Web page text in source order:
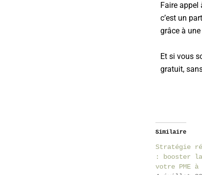
Faire appel
c’est un
grâce à
Et si vous
gratuit,
Similaire
Stratégie
: booster
votre PME à